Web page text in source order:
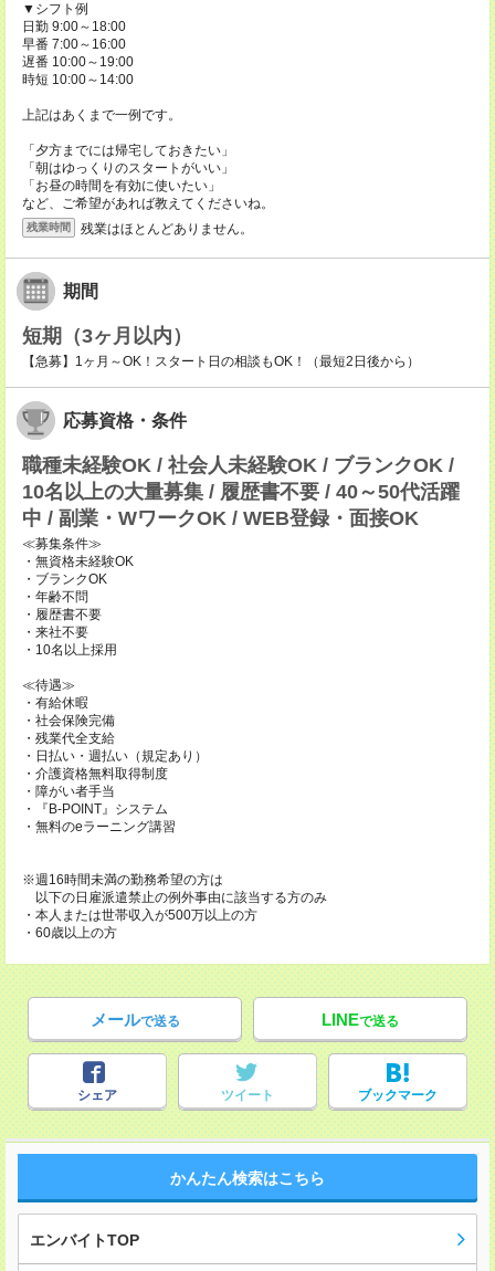
▼シフト例
日勤 9:00～18:00
早番 7:00～16:00
遅番 10:00～19:00
時短 10:00～14:00
上記はあくまで一例です。
「夕方までには帰宅しておきたい」
「朝はゆっくりのスタートがいい」
「お昼の時間を有効に使いたい」
など、ご希望があれば教えてくださいね。
残業時間 残業はほとんどありません。
期間
短期（3ヶ月以内）
【急募】1ヶ月～OK！スタート日の相談もOK！（最短2日後から）
応募資格・条件
職種未経験OK / 社会人未経験OK / ブランクOK /
10名以上の大量募集 / 履歴書不要 / 40～50代活躍
中 / 副業・WワークOK / WEB登録・面接OK
≪募集条件≫
・無資格未経験OK
・ブランクOK
・年齢不問
・履歴書不要
・来社不要
・10名以上採用
≪待遇≫
・有給休暇
・社会保険完備
・残業代全支給
・日払い・週払い（規定あり）
・介護資格無料取得制度
・障がい者手当
・『B-POINT』システム
・無料のeラーニング講習
※週16時間未満の勤務希望の方は
以下の日雇派遣禁止の例外事由に該当する方のみ
・本人または世帯収入が500万以上の方
・60歳以上の方
メールで送る LINEで送る
シェア ツイート ブックマーク
かんたん検索はこちら
エンバイトTOP